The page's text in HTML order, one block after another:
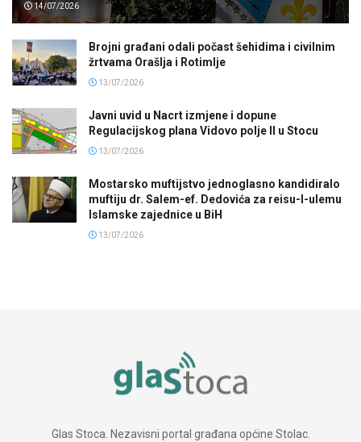
14/07/2026
Brojni građani odali počast šehidima i civilnim
žrtvama Orašlja i Rotimlje
13/07/2026
Javni uvid u Nacrt izmjene i dopune
Regulacijskog plana Vidovo polje II u Stocu
13/07/2026
Mostarsko muftijstvo jednoglasno kandidiralo
muftiju dr. Salem-ef. Dedovića za reisu-l-ulemu
Islamske zajednice u BiH
13/07/2026
Glas Stoca. Nezavisni portal građana općine Stolac.